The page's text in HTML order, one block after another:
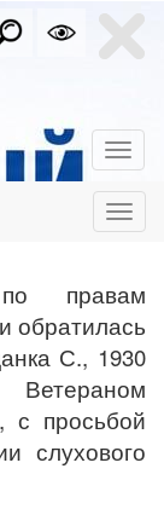
правам
обратилась
С., 1930
с просьбой
слухового